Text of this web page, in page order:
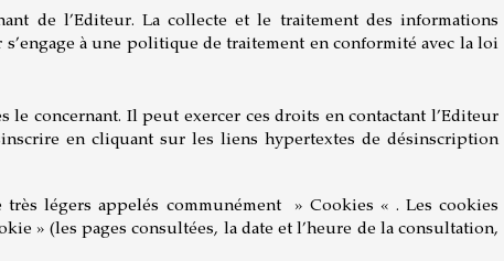
de l’Editeur. La collecte et le traitement des informations
à une politique de traitement en conformité avec la loi
concernant. Il peut exercer ces droits en contactant l’Editeur
en cliquant sur les liens hypertextes de désinscription
légers appelés communément » Cookies « . Les cookies
» (les pages consultées, la date et l’heure de la consultation,